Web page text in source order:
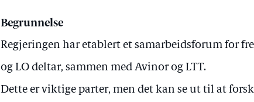
Begrunnelse
Regjeringen har etablert et samarbeidsforum for
og LO deltar, sammen med Avinor og LTT.
Dette er viktige parter, men det kan se ut til at